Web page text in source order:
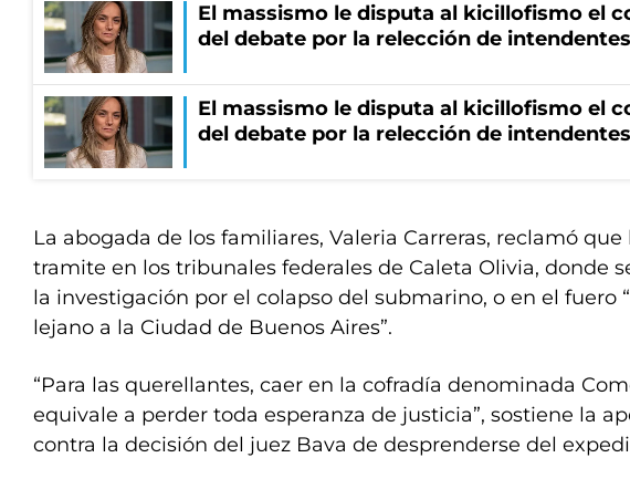
El massismo le disputa al kicillofismo el
del debate por la relección de intendentes
El massismo le disputa al kicillofismo el
del debate por la relección de intendentes
La abogada de los familiares, Valeria Carreras, reclamó que
tramite en los tribunales federales de Caleta Olivia, donde
la investigación por el colapso del submarino, o en el fuero
lejano a la Ciudad de Buenos Aires”.
“Para las querellantes, caer en la cofradía denominada
equivale a perder toda esperanza de justicia”, sostiene la
contra la decisión del juez Bava de desprenderse del